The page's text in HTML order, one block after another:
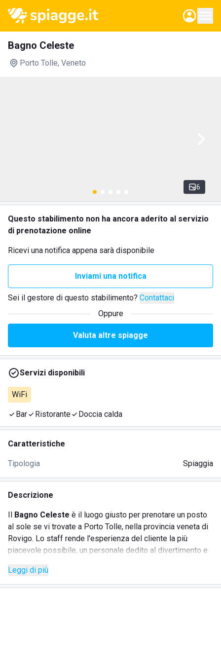
Bagno Celeste
Porto Tolle, Veneto
6
Questo stabilimento non ha ancora aderito al servizio
di prenotazione online
Ricevi una notifica appena sarà disponibile
Inviami una notifica
Sei il gestore di questo stabilimento? Contattaci
Oppure
Valuta altre spiagge
Servizi disponibili
WiFi
Bar Ristorante Doccia calda
Caratteristiche
Tipologia Spiaggia
Descrizione
Il Bagno Celeste è il luogo giusto per prenotare un posto
al sole se vi trovate a Porto Tolle, nella provincia veneta di
Rovigo. Lo staff rende l'esperienza del cliente la più
piacevole possibile, un personale dedito al divertimento e
IlBagno Celeste
accessori, quali:
Leggi di più